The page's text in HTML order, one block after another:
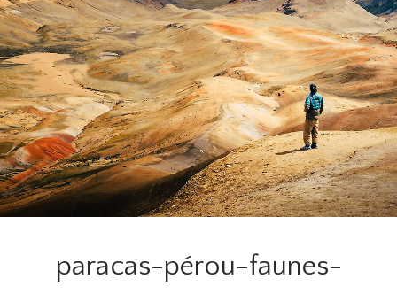
paracas-pérou-faunes-